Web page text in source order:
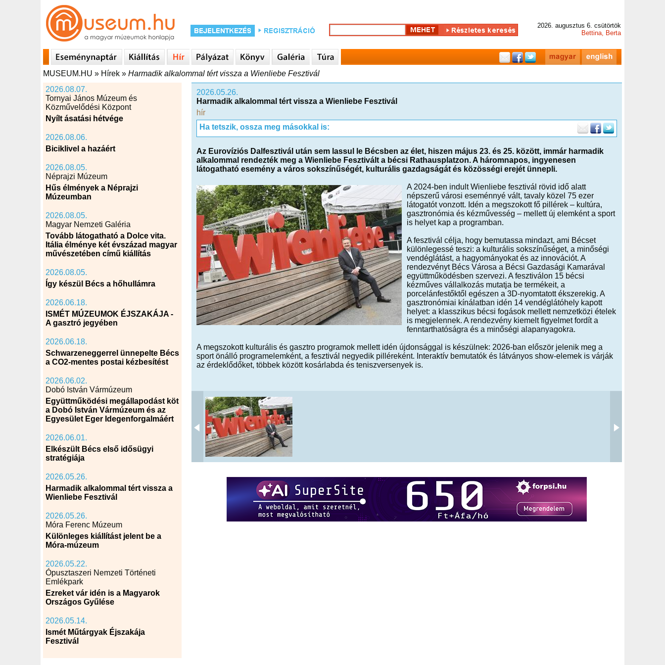
2026. augusztus 6. csütörtök
Bettina, Berta
MUSEUM.HU » Hírek » Harmadik alkalommal tért vissza a Wienliebe Fesztivál
2026.08.07.
Tornyai János Múzeum és
Közművelődési Központ
Nyílt ásatási hétvége
2026.08.06.
Biciklivel a hazáért
2026.08.05.
Néprajzi Múzeum
Hűs élmények a Néprajzi
Múzeumban
2026.08.05.
Magyar Nemzeti Galéria
Tovább látogatható a Dolce vita.
Itália élménye két évszázad magyar
művészetében című kiállítás
2026.08.05.
Így készül Bécs a hőhullámra
2026.06.18.
ISMÉT MÚZEUMOK ÉJSZAKÁJA -
A gasztró jegyében
2026.06.18.
Schwarzeneggerrel ünnepelte Bécs
a CO2-mentes postai kézbesítést
2026.06.02.
Dobó István Vármúzeum
Együttműködési megállapodást köt
a Dobó István Vármúzeum és az
Egyesület Eger Idegenforgalmáért
2026.06.01.
Elkészült Bécs első idősügyi
stratégiája
2026.05.26.
Harmadik alkalommal tért vissza a
Wienliebe Fesztivál
2026.05.26.
Móra Ferenc Múzeum
Különleges kiállítást jelent be a
Móra-múzeum
2026.05.22.
Ópusztaszeri Nemzeti Történeti
Emlékpark
Ezreket vár idén is a Magyarok
Országos Gyűlése
2026.05.14.
Ismét Műtárgyak Éjszakája
Fesztivál
2026.05.26.
Harmadik alkalommal tért vissza a Wienliebe Fesztivál
hír
Ha tetszik, ossza meg másokkal is:
Az Eurovíziós Dalfesztivál után sem lassul le Bécsben az élet, hiszen május 23. és 25. között, immár harmadik
alkalommal rendezték meg a Wienliebe Fesztivált a bécsi Rathausplatzon. A háromnapos, ingyenesen
látogatható esemény a város sokszínűségét, kulturális gazdagságát és közösségi erejét ünnepli.
A 2024-ben indult Wienliebe fesztivál rövid idő alatt
népszerű városi eseménnyé vált, tavaly közel 75 ezer
látogatót vonzott. Idén a megszokott fő pillérek – kultúra,
gasztronómia és kézművesség – mellett új elemként a sport
is helyet kap a programban.
A fesztivál célja, hogy bemutassa mindazt, ami Bécset
különlegessé teszi: a kulturális sokszínűséget, a minőségi
vendéglátást, a hagyományokat és az innovációt. A
rendezvényt Bécs Városa a Bécsi Gazdasági Kamarával
együttműködésben szervezi. A fesztiválon 15 bécsi
kézműves vállalkozás mutatja be termékeit, a
porcelánfestőktől egészen a 3D-nyomtatott ékszerekig. A
gasztronómiai kínálatban idén 14 vendéglátóhely kapott
helyet: a klasszikus bécsi fogások mellett nemzetközi ételek
is megjelennek. A rendezvény kiemelt figyelmet fordít a
fenntarthatóságra és a minőségi alapanyagokra.
A megszokott kulturális és gasztro programok mellett idén újdonsággal is készülnek: 2026-ban először jelenik meg a
sport önálló programelemként, a fesztivál negyedik pilléreként. Interaktív bemutatók és látványos show-elemek is várják
az érdeklődőket, többek között kosárlabda és teniszversenyek is.